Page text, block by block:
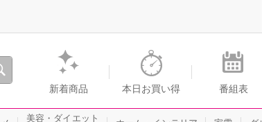
ョッピングのショップチャンネル
新着商品 本日お買い得 番組表
美容・ダイエット